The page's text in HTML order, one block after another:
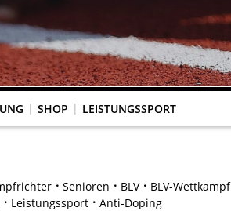
SHOP LEISTUNGSSPORT
Senioren BLV BLV-Wettkampf
Leistungssport Anti-Doping